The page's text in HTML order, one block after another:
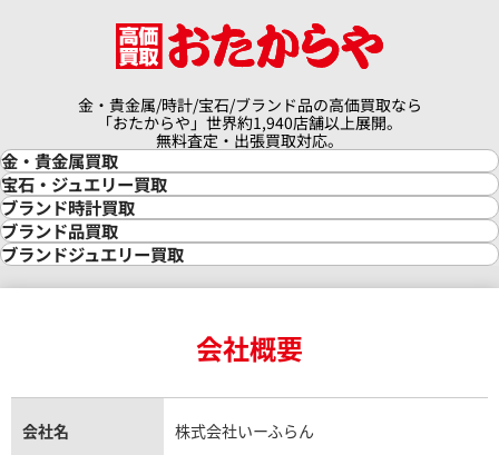
CODE 11.59
格
日時点の参考買取価格です
オーデマ ピゲ CODE 11.59
参考買取価格
価格はお問い合わせください
金・貴金属/時計/宝石/ブランド品の高価買取なら
「おたからや」世界約1,940店舗以上展開。
無料査定・出張買取対応。
金・貴金属買取
金買取
金の相場価格情報
金の参考買取価格一覧
インゴット買取
インゴットの相場価格情報
24金買取
金貨買取
貴金属買取
宝石・ジュエリー買取
宝石・ジュエリー買取
ダイヤモンド買取
ダイヤモンド・宝石の参考価格一覧
リング・結婚指輪買取
エメラルド買取
トパーズ買取
タンザナイト買取
ブランド時計買取
時計買取
ロレックス買取
ロレックス デイトナ買取
ロレックス サブマリーナー買取
ロレックス エクスプローラー買取
ロレックス デイトジャスト買取
パテック フィリップノーチラス買取
ブランド品買取
ブランド買取
シャネル マトラッセ買取
ブランドジュエリー買取
ヴァンクリーフ＆アーペル買取
ショーメ買取
会社概要
会社名 株式会社いーふらん